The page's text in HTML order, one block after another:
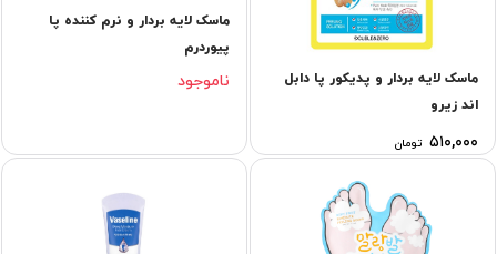
ماسک لایه بردار و پدیکور پا دابل
اند زیرو
۵۱۰,۰۰۰ تومان
ماسک لایه بردار و نرم کننده پا
پیوردرم
ناموجود